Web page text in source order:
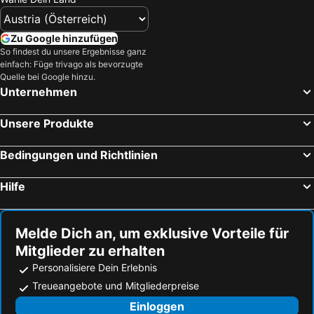
Zu Google hinzufügen
So findest du unsere Ergebnisse ganz
einfach: Füge trivago als bevorzugte
Quelle bei Google hinzu.
Unternehmen
Unsere Produkte
Bedingungen und Richtlinien
Hilfe
Melde Dich an, um exklusive Vorteile für
Mitglieder zu erhalten
Personalisiere Dein Erlebnis
Treueangebote und Mitgliederpreise
Einloggen